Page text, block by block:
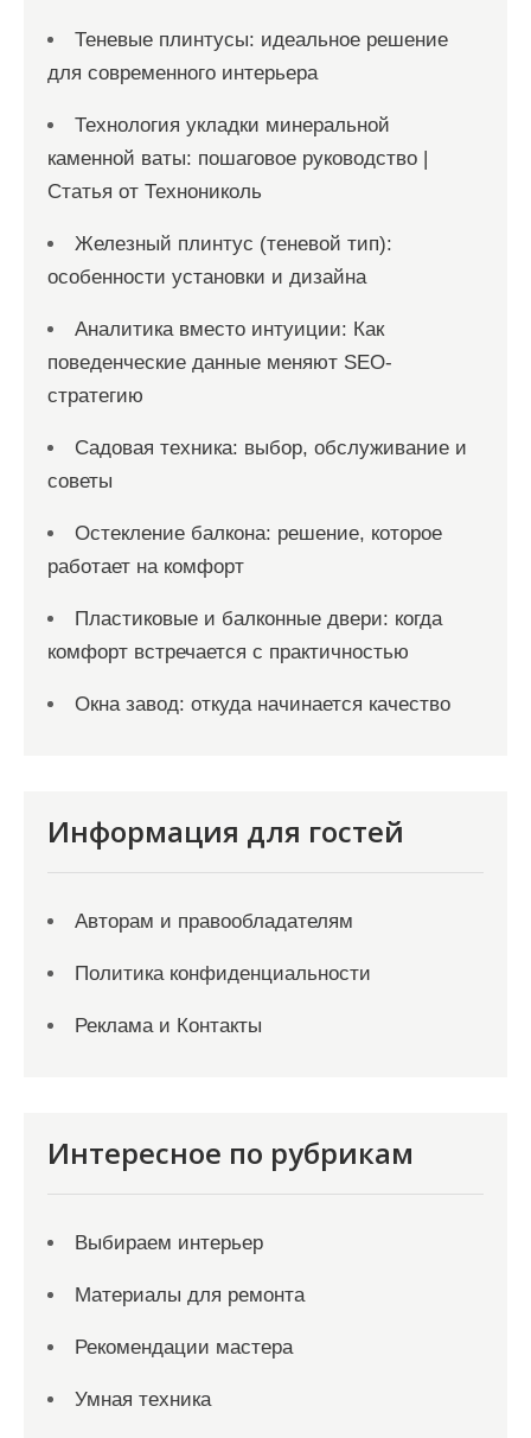
Теневые плинтусы: идеальное решение
для современного интерьера
Технология укладки минеральной
каменной ваты: пошаговое руководство |
Статья от Технониколь
Железный плинтус (теневой тип):
особенности установки и дизайна
Аналитика вместо интуиции: Как
поведенческие данные меняют SEO-
стратегию
Садовая техника: выбор, обслуживание и
советы
Остекление балкона: решение, которое
работает на комфорт
Пластиковые и балконные двери: когда
комфорт встречается с практичностью
Окна завод: откуда начинается качество
Информация для гостей
Авторам и правообладателям
Политика конфиденциальности
Реклама и Контакты
Интересное по рубрикам
Выбираем интерьер
Материалы для ремонта
Рекомендации мастера
Умная техника